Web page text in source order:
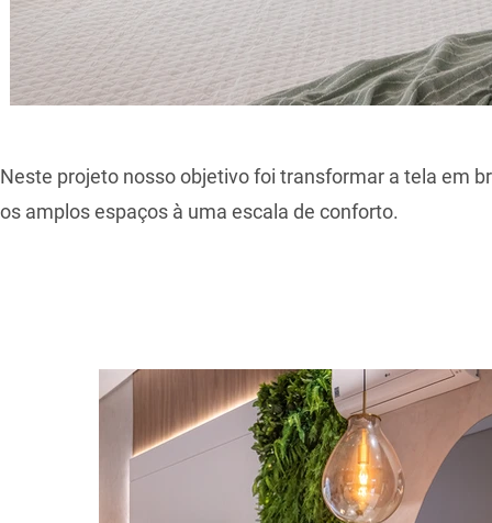
Neste projeto nosso objetivo foi transformar a tela em
os amplos espaços à uma escala de conforto.